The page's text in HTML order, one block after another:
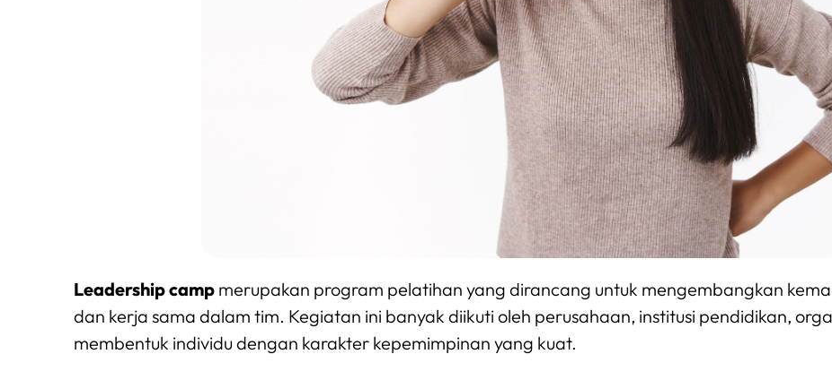
Leadership camp merupakan program pelatihan yang dirancang untuk mengembangkan
dan kerja sama dalam tim. Kegiatan ini banyak diikuti oleh perusahaan, institusi pendidikan,
membentuk individu dengan karakter kepemimpinan yang kuat.